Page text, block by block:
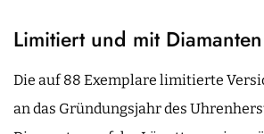
Limitiert und mit
Die auf 88 Exemplare limitierte
an das Gründungsjahr des